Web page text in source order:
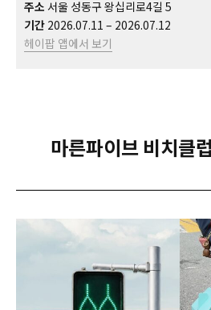
주소 서울 성동구 왕십리로4길 5
기간 2026.07.11 – 2026.07.12
헤이팝 앱에서 보기
마른파이브 비치클